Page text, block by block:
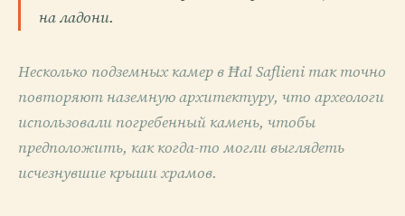
на ладони.
Несколько подземных камер в Ħal Saflieni так точно
повторяют наземную архитектуру, что археологи
использовали погребенный камень, чтобы
предположить, как когда-то могли выглядеть
исчезнувшие крыши храмов.